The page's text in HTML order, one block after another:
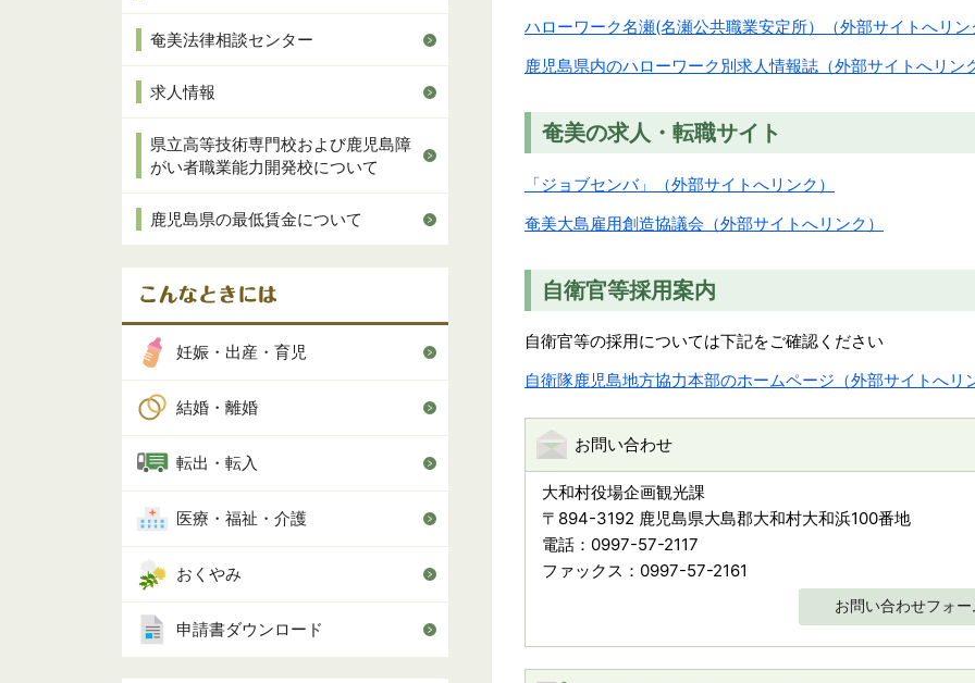
奄美法律相談センター
求人情報
県立高等技術専門校および鹿児島障
がい者職業能力開発校について
鹿児島県の最低賃金について
妊娠・出産・育児
結婚・離婚
転出・転入
医療・福祉・介護
おくやみ
申請書ダウンロード
ハローワーク名瀬(名瀬公共職業安定所）（外部サイトへリン
鹿児島県内のハローワーク別求人情報誌（外部サイトへリン
奄美の求人・転職サイト
「ジョブセンバ」（外部サイトへリンク）
奄美大島雇用創造協議会（外部サイトへリンク）
自衛官等採用案内
自衛官等の採用については下記をご確認ください
自衛隊鹿児島地方協力本部のホームページ（外部サイトへリ
お問い合わせ
大和村役場企画観光課
〒894-3192 鹿児島県大島郡大和村大和浜100番地
電話：0997-57-2117
ファックス：0997-57-2161
お問い合わせフォー